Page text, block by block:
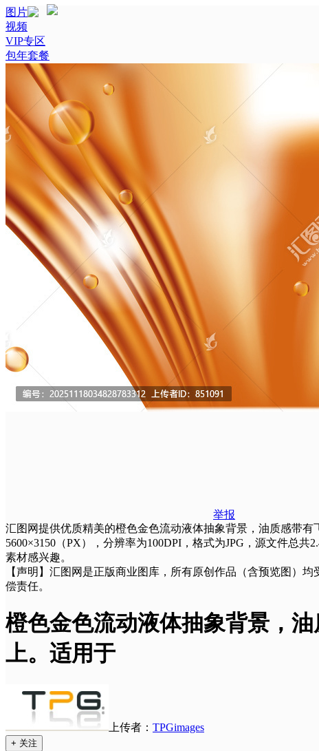
图片
视频
VIP专区
包年套餐
举报
汇图网提供优质精美的橙色金色流动液体抽象背景，油质感带
5600×3150（PX），分辨率为100DPI，格式为JPG，源文件总
素材感兴趣。
【声明】汇图网是正版商业图库，所有原创作品（含预览图）
偿责任。
橙色金色流动液体抽象背景，
上。适用于
上传者： TPGimages
+ 关注